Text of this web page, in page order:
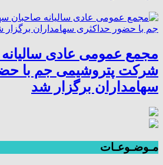
مجمع عمومی عادی
شرکت پتروشیمی جم با
سهامداران برگزار شد
مـوضـوعـات